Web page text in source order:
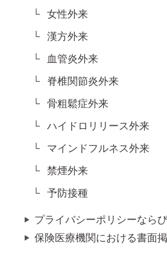
女性外来
漢方外来
血管炎外来
脊椎関節炎外来
骨粗鬆症外来
ハイドロリリース外来
マインドフルネス外来
禁煙外来
予防接種
プライバシーポリシーなら
保険医療機関における書面